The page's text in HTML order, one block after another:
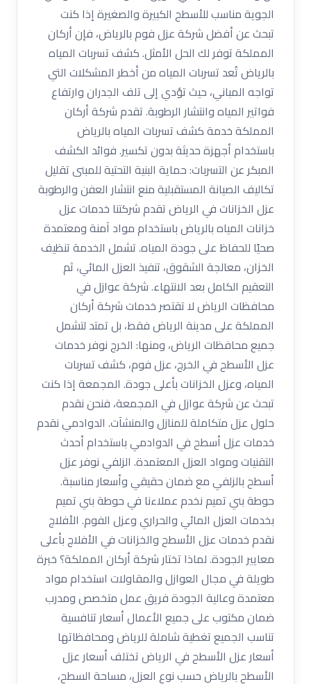
الجوية مناسب للأسطح الكبيرة والصغيرة إذا كنت
تبحث عن أفضل شركة عزل فوم بالرياض، فإن أركان
المملكة توفر لك الحل الأمثل. كشف تسربات المياه
بالرياض تُعد تسربات المياه من أخطر المشكلات التي
تواجه المباني، حيث تؤدي إلى تلف الجدران وارتفاع
فواتير المياه وانتشار الرطوبة. تقدم شركة أركان
المملكة خدمة كشف تسربات المياه بالرياض
باستخدام أجهزة حديثة بدون تكسير. فوائد الكشف
المبكر عن التسربات: حماية البنية التحتية للمبنى تقليل
تكاليف الصيانة المستقبلية منع انتشار العفن والرطوبة
عزل الخزانات في الرياض تقدم شركتنا خدمات عزل
خزانات المياه بالرياض باستخدام مواد آمنة ومعتمدة
صحيًا للحفاظ على جودة المياه. تشمل الخدمة تنظيف
الخزان، معالجة الشقوق، تنفيذ العزل المائي، ثم
التعقيم الكامل بعد الانتهاء. شركة عوازل في
محافظات الرياض لا تقتصر خدمات شركة أركان
المملكة على مدينة الرياض فقط، بل تمتد لتشمل
جميع محافظات الرياض، ومنها: الخرج نوفر خدمات
عزل الأسطح في الخرج، عزل فوم، كشف تسربات
المياه، وعزل الخزانات بأعلى جودة. المجمعة إذا كنت
تبحث عن شركة عوازل في المجمعة، فنحن نقدم
حلول عزل متكاملة للمنازل والمنشآت. الدوادمي نقدم
خدمات عزل أسطح في الدوادمي باستخدام أحدث
التقنيات ومواد العزل المعتمدة. الزلفي نوفر عزل
أسطح بالزلفي مع ضمان حقيقي وأسعار مناسبة.
حوطة بني تميم نخدم عملاءنا في حوطة بني تميم
بخدمات العزل المائي والحراري وعزل الفوم. الأفلاج
نقدم خدمات عزل الأسطح والخزانات في الأفلاج بأعلى
معايير الجودة. لماذا تختار شركة أركان المملكة؟ خبرة
طويلة في مجال العوازل والمقاولات استخدام مواد
معتمدة وعالية الجودة فريق عمل متخصص ومدرب
ضمان مكتوب على جميع الأعمال أسعار تنافسية
تناسب الجميع تغطية شاملة للرياض ومحافظاتها
أسعار عزل الأسطح في الرياض تختلف أسعار عزل
الأسطح بالرياض حسب نوع العزل، مساحة السطح،